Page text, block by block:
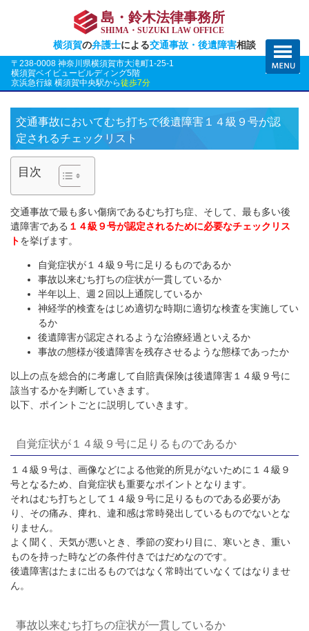
島・鈴木法律事務所
SHIMA・SUZUKI LAW OFFICE
横須賀の弁護士による交通事故・後遺障害相談
〒238-0008 神奈川県横須賀市大滝町1-25-1
横須賀ベイビュービルディング5階
京浜急行線 横須賀中央駅から徒歩7分
交通事故においてむち打ちで後遺障害１４級９号が認
定されるチェックリスト
目次
交通事故で最も多い傷病であるむち打ち症、そして、最も多い後
遺障害である １４級９号が認定されるために必要なチェックリス
トを挙げます。
自覚症状が１４級９号に足りるものであるか
事故以来むち打ちの症状が一貫しているか
半年以上、週２回以上通院しているか
神経学的検査をはじめ適切な時期に適切な検査を実施してい
るか
後遺障害が認定されるような治療経過といえるか
事故の態様が後遺障害を残存させるような態様であったか
以上の点を総合的に考慮して自賠責保険は後遺障害１４級９号に
該当するかを判断していきます。
以下、ポイントごとに説明していきます。
自覚症状が１４級９号に足りるものであるか
１４級９号は、画像などによる他覚的所見がないために１４級９
号となるため、自覚症状も重要なポイントとなります。
それはむち打ちとして１４級９号に足りるものである必要があ
り、その痛み、痺れ、違和感は常時発出しているものでないとな
りません。
よく聞く、天気が悪いとき、季節の変わり目に、寒いとき、重い
ものを持った時などの条件付きではだめなのです。
後遺障害はたまに出るものではなく常時出ていなくてはなりませ
ん。
事故以来むち打ちの症状が一貫しているか